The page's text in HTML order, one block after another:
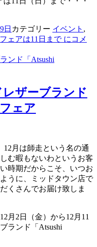
日 カテゴリー イベント ,
フェアは11日まで に コメ
ザーブランド
ェア
12月は師走という名の通
む暇もないわというお客
時期だからこそ、いつお
うに、ミッドタウン店で
くさんでお届け致しま
月2日（金）から12月11
ランド「Atsushi